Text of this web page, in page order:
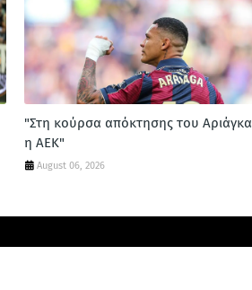
"Στη κούρσα απόκτησης του Αριάγκα
η ΑΕΚ"
August 06, 2026